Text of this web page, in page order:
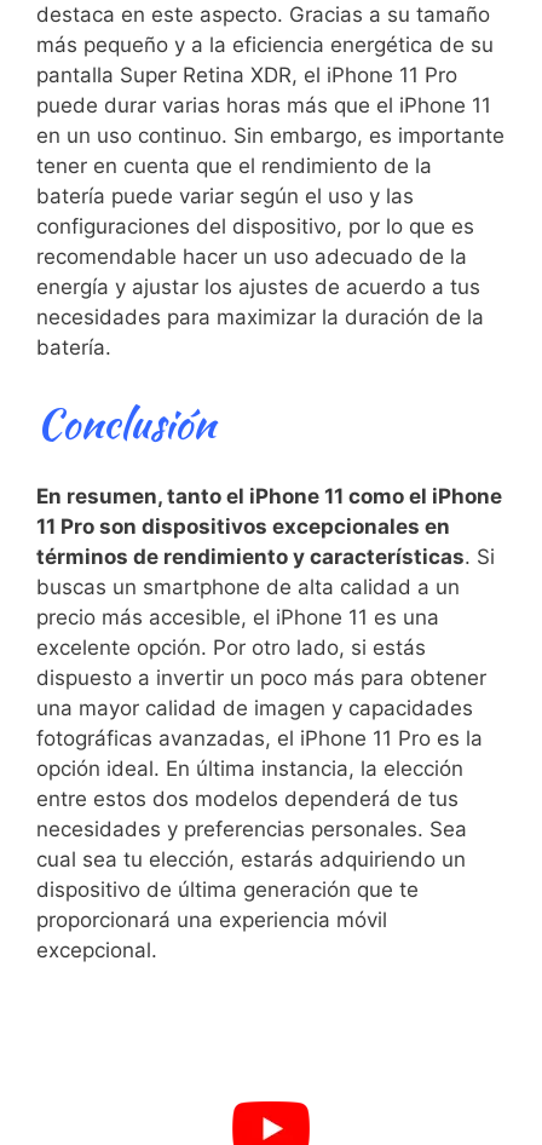
destaca en este⁤ aspecto. ⁤Gracias a su tamaño
más pequeño y a la eficiencia energética de su
pantalla Super‍ Retina XDR, el iPhone 11 Pro
puede durar varias horas más que el iPhone 11
en‌ un uso continuo.⁣ Sin embargo, ⁢es importante
tener en cuenta que el rendimiento de la
batería puede variar según el uso y las
configuraciones del dispositivo, por lo que es
recomendable hacer ⁣un ‍uso adecuado de la
energía⁤ y ajustar los ajustes de ⁣acuerdo a tus
necesidades‌ para maximizar la duración de la
batería.
Conclusión
En resumen, tanto el iPhone 11 como el iPhone
11 Pro son dispositivos excepcionales en
términos de‍ rendimiento y características. Si
buscas un smartphone de alta calidad a un
precio‌ más accesible, el iPhone 11 es una
excelente opción. Por otro lado, si​ estás
dispuesto a invertir un poco más para ‍obtener
una mayor calidad de imagen y capacidades
fotográficas avanzadas, el iPhone 11 Pro es la
opción ideal. En última instancia, la elección
entre estos dos modelos ⁣dependerá de tus
necesidades y ‍preferencias personales. Sea
cual sea tu elección, estarás adquiriendo un
dispositivo de última‌ generación que te
proporcionará una experiencia móvil
excepcional.